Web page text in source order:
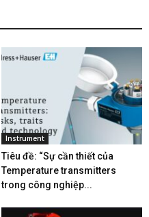
Instrument
Tiêu đề: “Sự cần thiết của
Temperature transmitters
trong công nghiệp...